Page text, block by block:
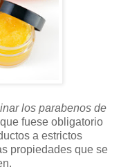
los parabenos de
fuese obligatorio
a estrictos
propiedades que se